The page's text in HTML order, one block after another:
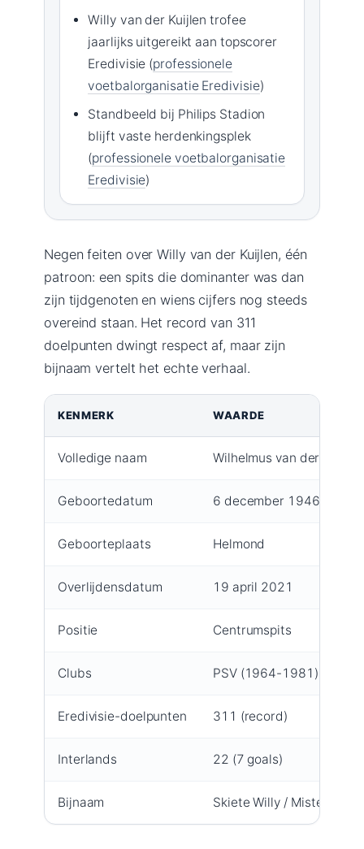
Willy van der Kuijlen trofee
jaarlijks uitgereikt aan topscorer
Eredivisie (professionele
voetbalorganisatie Eredivisie)
Standbeeld bij Philips Stadion
blijft vaste herdenkingsplek
(professionele voetbalorganisatie
Eredivisie)
Negen feiten over Willy van der Kuijlen, één
patroon: een spits die dominanter was dan
zijn tijdgenoten en wiens cijfers nog steeds
overeind staan. Het record van 311
doelpunten dwingt respect af, maar zijn
bijnaam vertelt het echte verhaal.
KENMERK WAARDE
Volledige naam Wilhelmus van der Kuijlen
Geboortedatum 6 december 1946
Geboorteplaats Helmond
Overlijdensdatum 19 april 2021
Positie Centrumspits
Clubs PSV (1964-1981), MVV
Eredivisie-doelpunten 311 (record)
Interlands 22 (7 goals)
Bijnaam Skiete Willy / Mister PSV